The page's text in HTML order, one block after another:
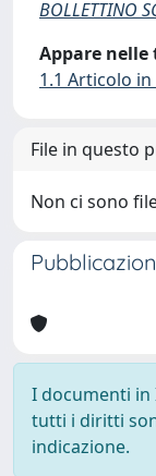
BOLLETTINO
Appare nelle
1.1 Articolo in
File in questo
Non ci sono
I documenti in
tutti i diritti
indicazione.